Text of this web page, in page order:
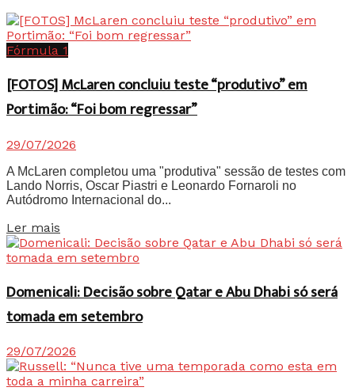
Fórmula 1
[FOTOS] McLaren concluiu teste “produtivo” em
Portimão: “Foi bom regressar”
29/07/2026
A McLaren completou uma "produtiva" sessão de testes com
Lando Norris, Oscar Piastri e Leonardo Fornaroli no
Autódromo Internacional do...
Ler mais
Domenicali: Decisão sobre Qatar e Abu Dhabi só será
tomada em setembro
29/07/2026